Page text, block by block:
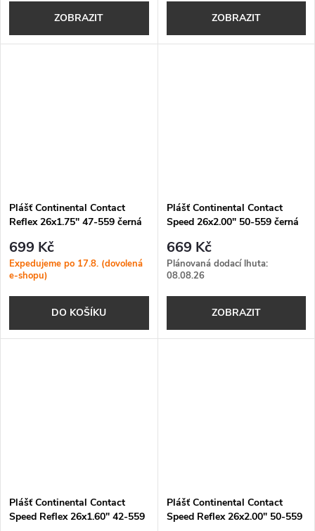
ZOBRAZIT ZOBRAZIT
Plášť Continental Contact
Reflex 26x1.75" 47-559 černá
699 Kč
Expedujeme po 17.8. (dovolená
e-shopu)
DO KOŠÍKU
Plášť Continental Contact
Speed 26x2.00" 50-559 černá
669 Kč
Plánovaná dodací lhuta:
08.08.26
ZOBRAZIT
Plášť Continental Contact
Speed Reflex 26x1.60" 42-559
Plášť Continental Contact
Speed Reflex 26x2.00" 50-559